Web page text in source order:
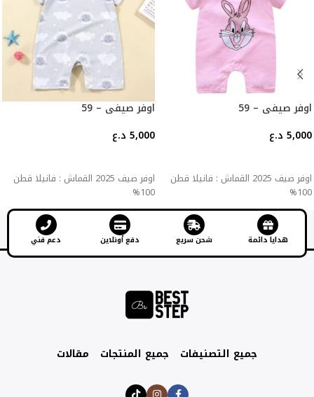
اوفر صيفي – 59
5,000 د.ع
اوفر صيف 2025 القماش : فانيلا قطن
100%
اوفر صيفي – 59
5,000 د.ع
اوفر صيف 2025 القماش : فانيلا قطن
100%
هدايا دائمة شحن سريع دفع أونلاين دعم فني
جميع التصنيفات جميع المنتجات مقالات